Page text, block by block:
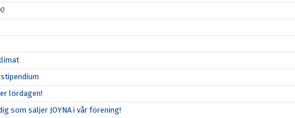
lördagen!
som säljer JOYNA i vår förening!